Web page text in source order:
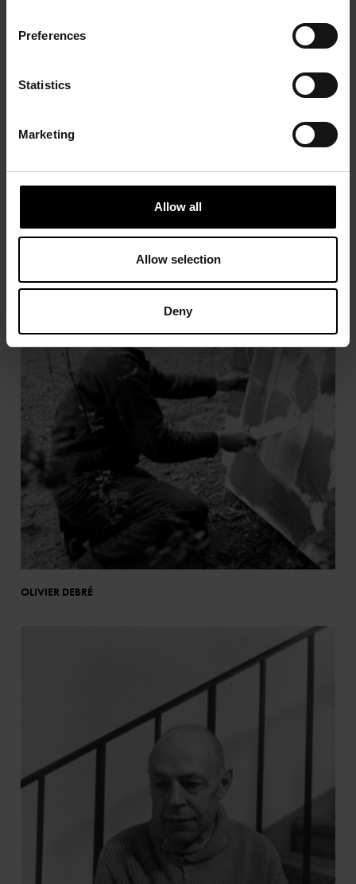
Preferences
Statistics
Marketing
Allow all
Allow selection
Deny
CORNEILLE
OLIVIER DEBRÉ